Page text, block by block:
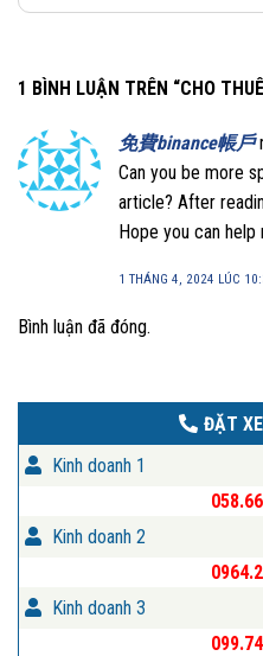
1 BÌNH LUẬN TRÊN “CHO
免費binance帳戶
Can you be more
article? After
Hope you can help
1 THÁNG 4, 2024 LÚC
Bình luận đã đóng.
ĐẶT
Kinh doanh 1
Kinh doanh 2
Kinh doanh 3